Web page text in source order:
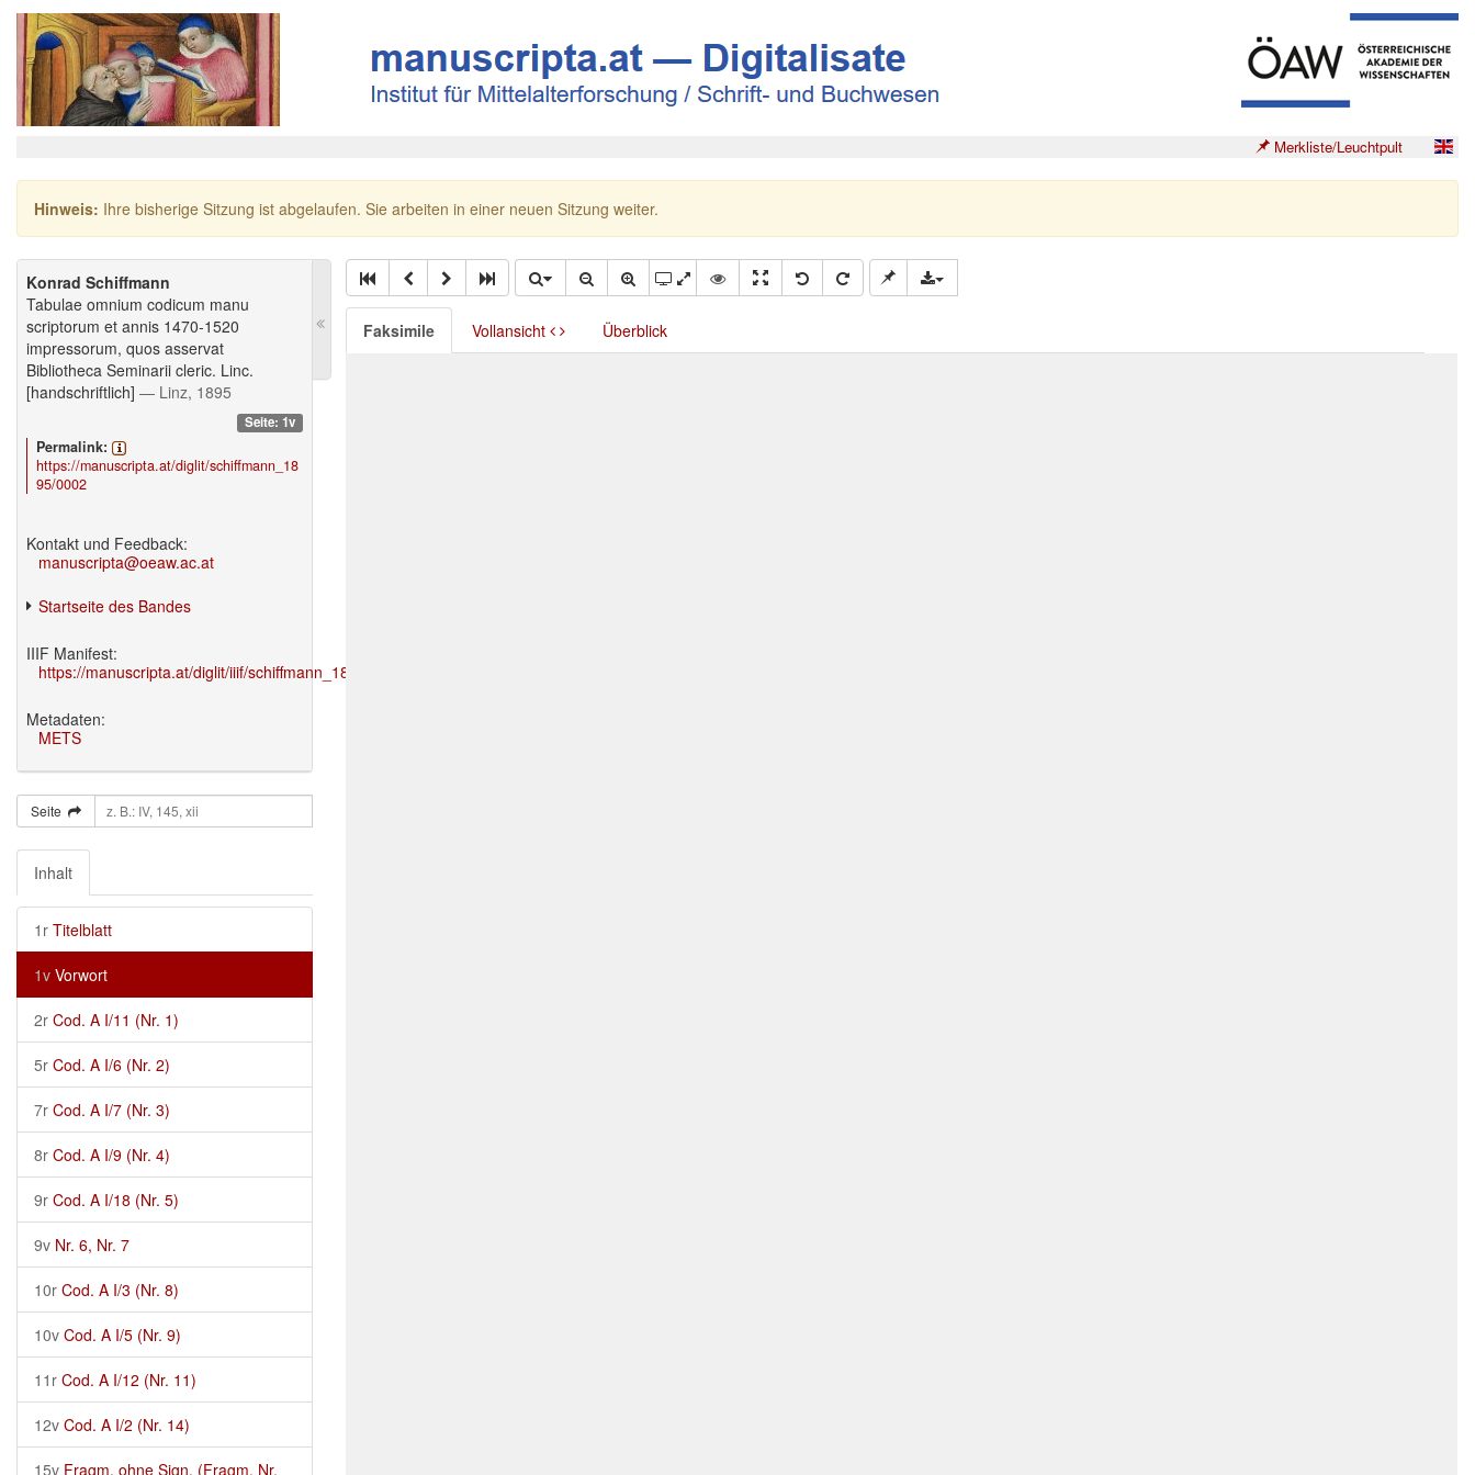
Merkliste/Leuchtpult
Hinweis: Ihre bisherige Sitzung ist abgelaufen. Sie arbeiten in einer neuen Sitzung weiter.
Konrad Schiffmann
Tabulae omnium codicum manu
scriptorum et annis 1470-1520
impressorum, quos asservat
Bibliotheca Seminarii cleric. Linc.
[handschriftlich] — Linz, 1895
Seite: 1v
Permalink:
https://manuscripta.at/diglit/schiffmann_18
95/0002
Kontakt und Feedback:
manuscripta@oeaw.ac.at
Startseite des Bandes
IIIF Manifest:
https://manuscripta.at/diglit/iiif/schiffmann_1895/manifest.json
Metadaten:
METS
Seite
Inhalt
1r Titelblatt
1v Vorwort
2r Cod. A I/11 (Nr. 1)
5r Cod. A I/6 (Nr. 2)
7r Cod. A I/7 (Nr. 3)
8r Cod. A I/9 (Nr. 4)
9r Cod. A I/18 (Nr. 5)
9v Nr. 6, Nr. 7
10r Cod. A I/3 (Nr. 8)
10v Cod. A I/5 (Nr. 9)
11r Cod. A I/12 (Nr. 11)
12v Cod. A I/2 (Nr. 14)
15v Fragm. ohne Sign. (Fragm. Nr.
Faksimile Vollansicht Überblick